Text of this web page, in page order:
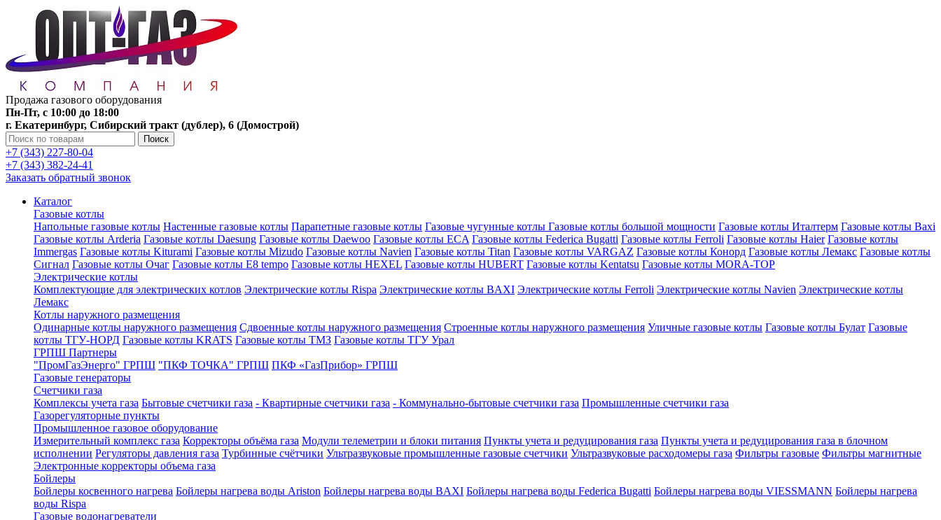
Продажа газового оборудования
Пн-Пт, с 10:00 до 18:00
г. Екатеринбург, Сибирский тракт (дублер), 6 (Домострой)
Поиск
+7 (343) 227-80-04
+7 (343) 382-24-41
Заказать обратный звонок
Каталог
Газовые котлы
Напольные газовые котлы Настенные газовые котлы Парапетные газовые котлы Газовые чугунные котлы Газовые котлы большой мощности Газовые котлы Италтерм Газовые котлы Baxi
Газовые котлы Arderia Газовые котлы Daesung Газовые котлы Daewoo Газовые котлы ECA Газовые котлы Federica Bugatti Газовые котлы Ferroli Газовые котлы Haier Газовые котлы
Immergas Газовые котлы Kiturami Газовые котлы Mizudo Газовые котлы Navien Газовые котлы Titan Газовые котлы VARGAZ Газовые котлы Конорд Газовые котлы Лемакс Газовые котлы
Сигнал Газовые котлы Очаг Газовые котлы E8 tempo Газовые котлы HEXEL Газовые котлы HUBERT Газовые котлы Kentatsu Газовые котлы MORA-TOP
Электрические котлы
Комплектующие для электрических котлов Электрические котлы Rispa Электрические котлы BAXI Электрические котлы Ferroli Электрические котлы Navien Электрические котлы
Лемакс
Котлы наружного размещения
Одинарные котлы наружного размещения Сдвоенные котлы наружного размещения Строенные котлы наружного размещения Уличные газовые котлы Газовые котлы Булат Газовые
котлы ТГУ-НОРД Газовые котлы KRATS Газовые котлы ТМЗ Газовые котлы ТГУ Урал
ГРПШ Партнеры
"ПромГазЭнерго" ГРПШ "ПКФ ТОЧКА" ГРПШ ПКФ «ГазПрибор» ГРПШ
Газовые генераторы
Счетчики газа
Комплексы учета газа Бытовые счетчики газа - Квартирные счетчики газа - Коммунально-бытовые счетчики газа Промышленные счетчики газа
Газорегуляторные пункты
Промышленное газовое оборудование
Измерительный комплекс газа Корректоры объёма газа Модули телеметрии и блоки питания Пункты учета и редуцирования газа Пункты учета и редуцирования газа в блочном
исполнении Регуляторы давления газа Турбинные счётчики Ультразвуковые промышленные газовые счетчики Ультразвуковые расходомеры газа Фильтры газовые Фильтры магнитные
Электронные корректоры объема газа
Бойлеры
Бойлеры косвенного нагрева Бойлеры нагрева воды Ariston Бойлеры нагрева воды BAXI Бойлеры нагрева воды Federica Bugatti Бойлеры нагрева воды VIESSMANN Бойлеры нагрева
воды Rispa
Газовые водонагреватели